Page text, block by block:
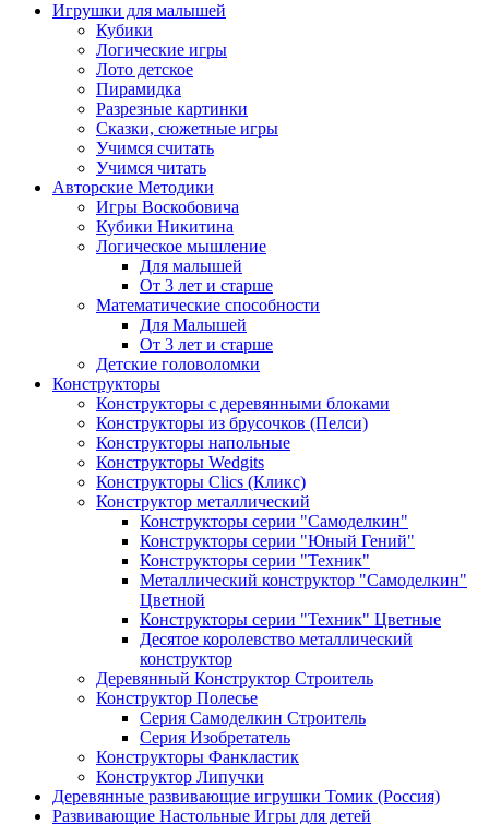
Игрушки для малышей
Кубики
Логические игры
Лото детское
Пирамидка
Разрезные картинки
Сказки, сюжетные игры
Учимся считать
Учимся читать
Авторские Методики
Игры Воскобовича
Кубики Никитина
Логическое мышление
Для малышей
От 3 лет и старше
Математические способности
Для Малышей
От 3 лет и старше
Детские головоломки
Конструкторы
Конструкторы с деревянными блоками
Конструкторы из брусочков (Пелси)
Конструкторы напольные
Конструкторы Wedgits
Конструкторы Clics (Кликс)
Конструктор металлический
Конструкторы серии "Самоделкин"
Конструкторы серии "Юный Гений"
Конструкторы серии "Техник"
Металлический конструктор "Самоделкин"
Цветной
Конструкторы серии "Техник" Цветные
Десятое королевство металлический
конструктор
Деревянный Конструктор Строитель
Конструктор Полесье
Серия Самоделкин Строитель
Серия Изобретатель
Конструкторы Фанкластик
Конструктор Липучки
Деревянные развивающие игрушки Томик (Россия)
Развивающие Настольные Игры для детей